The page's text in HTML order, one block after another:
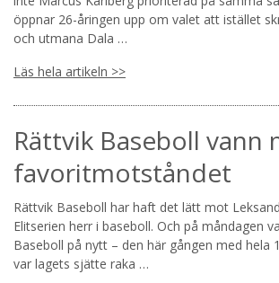
öppnar 26-åringen upp om valet att istället
och utmana Dala …
Läs hela artikeln >>
Rättvik Baseboll vann
favoritmotståndet
Rättvik Baseboll har haft det lätt mot
Elitserien herr i baseboll. Och på måndagen
Baseboll på nytt – den här gången med hela
var lagets sjätte raka …